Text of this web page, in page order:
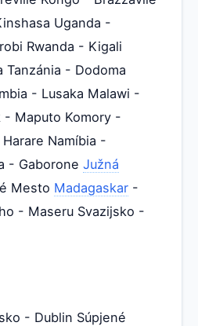
Uganda -
Rwanda - Kigali
Tanzánia - Dodoma
- Lusaka Malawi -
- Maputo Komory -
Namíbia -
- Gaborone Južná
Mesto Madagaskar -
- Maseru Svazijsko -
- Dublin Súpjené